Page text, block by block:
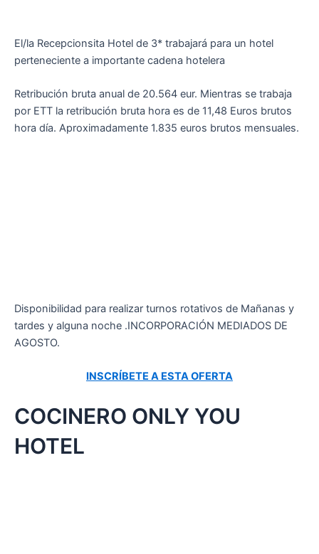
El/la Recepcionsita Hotel de 3* trabajará para un hotel
perteneciente a importante cadena hotelera
Retribución bruta anual de 20.564 eur. Mientras se trabaja
por ETT la retribución bruta hora es de 11,48 Euros brutos
hora día. Aproximadamente 1.835 euros brutos mensuales.
Disponibilidad para realizar turnos rotativos de Mañanas y
tardes y alguna noche .INCORPORACIÓN MEDIADOS DE
AGOSTO.
INSCRÍBETE A ESTA OFERTA
COCINERO ONLY YOU
HOTEL